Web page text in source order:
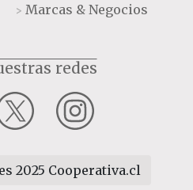
> Marcas & Negocios
redes
2025 Cooperativa.cl